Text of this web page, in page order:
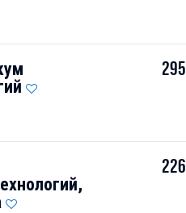
295
226